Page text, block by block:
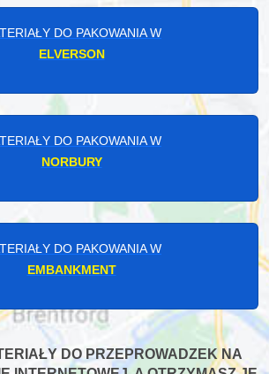
DO PAKOWANIA W
ELVERSON
DO PAKOWANIA W
NORBURY
DO PAKOWANIA W
EMBANKMENT
DO PRZEPROWADZEK NA